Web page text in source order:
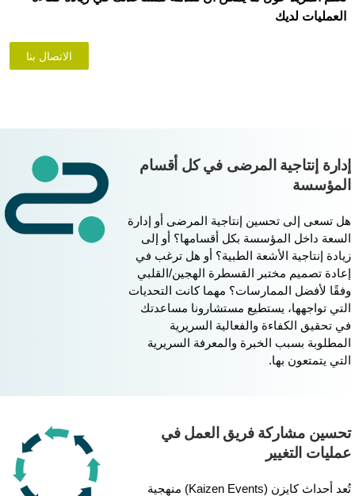
العمليات لديك
الاتصال بنا
إنتاجية المرضى في كل أقسام
تسعى إلى تحسين إنتاجية المرضى أو إدارة
داخل المؤسسة بكل أقسامها؟ أو إلى
إنتاجية الأشعة الطبية؟ أو هل ترغب في
تصميم مختبر القسطرة الهجين/القلبي
لأفضل الممارسات؟ مهما كانت التحديات
تواجهها، يستطيع مستشارونا مساعدتك
تحقيق الكفاءة والفعالية السريرية
بسبب الخبرة والمعرفة السريرية
يتمتعون بها.
مشاركة فريق العمل في
التغيير
تُعد أحداث كايزن (Kaizen Events) منهجية